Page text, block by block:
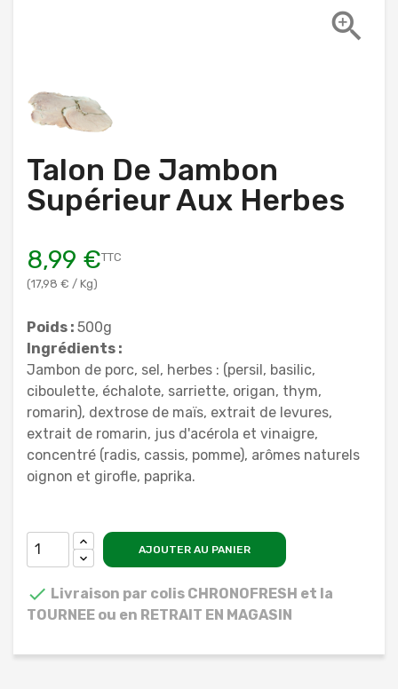

Talon De Jambon
Supérieur Aux Herbes
8,99 €
(17,98 € / Kg)
TTC
Poids : 500g
Ingrédients :
Jambon de porc, sel, herbes : (persil, basilic,
ciboulette, échalote, sarriette, origan, thym,
romarin), dextrose de maïs, extrait de levures,
extrait de romarin, jus d'acérola et vinaigre,
concentré (radis, cassis, pomme), arômes naturels
oignon et girofle, paprika.
AJOUTER AU PANIER
 Livraison par colis CHRONOFRESH et la
TOURNEE ou en RETRAIT EN MAGASIN